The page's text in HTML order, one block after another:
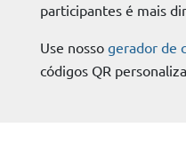
participantes é mais
Use nosso gerador de
códigos QR